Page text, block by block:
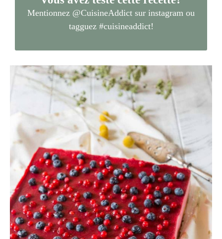
Mentionnez @CuisineAddict sur instagram ou
tagguez #cuisineaddict!